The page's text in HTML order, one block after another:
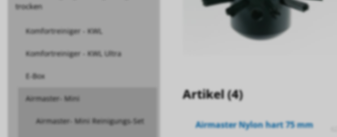
trocken
Komfortreiniger - KWL
Komfortreiniger - KWL Ultra
E-Box
Airmaster- Mini
Airmaster- Mini Reinigungs-Set
Artikel (4)
Airmaster Nylon hart 75 mm